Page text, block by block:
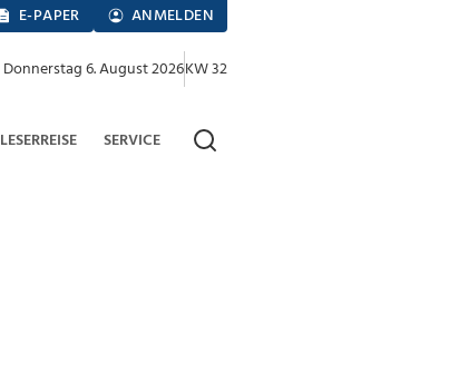
E-PAPER ANMELDEN
Donnerstag 6. August 2026KW 32
LESERREISE SERVICE